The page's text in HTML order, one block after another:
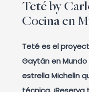
Teté by
Cocina en
Teté es el
Gaytán en
estrella Michelin